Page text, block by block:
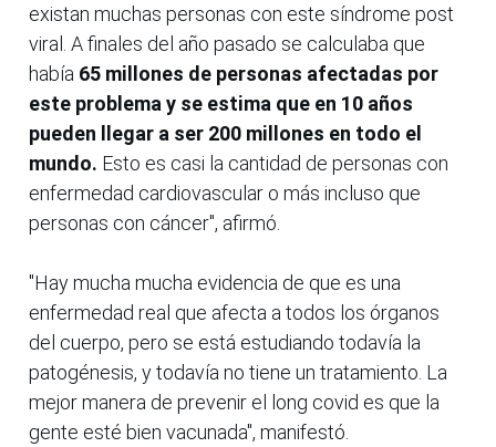
existan muchas personas con este síndrome post
viral. A finales del año pasado se calculaba que
había 65 millones de personas afectadas por
este problema y se estima que en 10 años
pueden llegar a ser 200 millones en todo el
mundo. Esto es casi la cantidad de personas con
enfermedad cardiovascular o más incluso que
personas con cáncer", afirmó.
"Hay mucha mucha evidencia de que es una
enfermedad real que afecta a todos los órganos
del cuerpo, pero se está estudiando todavía la
patogénesis, y todavía no tiene un tratamiento. La
mejor manera de prevenir el long covid es que la
gente esté bien vacunada", manifestó.